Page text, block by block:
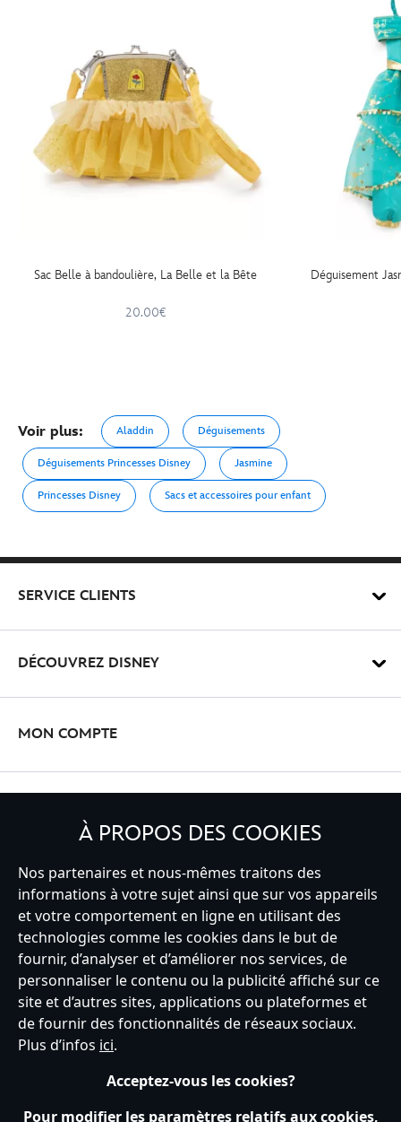
Sac Belle à bandoulière, La Belle et la Bête
20.00€
Déguisement
Voir plus: Aladdin Déguisements
Déguisements Princesses Disney Jasmine
Princesses Disney Sacs et accessoires pour enfant
SERVICE CLIENTS
DÉCOUVREZ DISNEY
MON COMPTE
France
Service clients Conditions d’utilisation
Trouver un magasin
Plan du site
Règles de respect de la vie privée
Politique de cookies
Notice relative à la confidentialité
Conditions générales de vente
À PROPOS DES COOKIES
Nos partenaires et nous-mêmes traitons des
informations à votre sujet ainsi que sur vos appareils
et votre comportement en ligne en utilisant des
technologies comme les cookies dans le but de
fournir, d’analyser et d’améliorer nos services, de
personnaliser le contenu ou la publicité affiché sur ce
site et d’autres sites, applications ou plateformes et
de fournir des fonctionnalités de réseaux sociaux.
Plus d’infos ici.
Acceptez-vous les cookies?
Pour modifier les paramètres relatifs aux cookies,